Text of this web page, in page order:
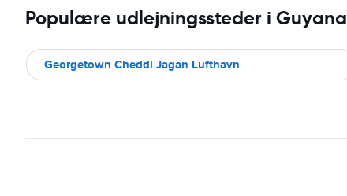
Populære udlejningssteder i Guyana
Georgetown Cheddi Jagan Lufthavn